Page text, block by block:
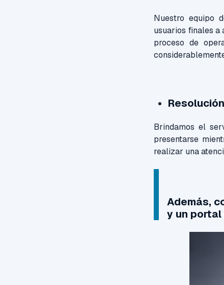
Nuestro equipo
usuarios finales a
proceso de
Brindamos el
presentarse
realizar una
Además,
y un